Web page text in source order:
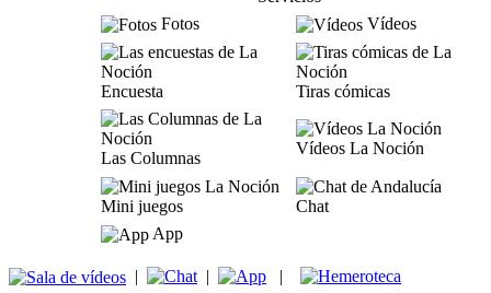
Fotos
Vídeos
Encuesta Tiras cómicas
Las Columnas
Vídeos La Noción
Mini juegos
Chat
App
| | |